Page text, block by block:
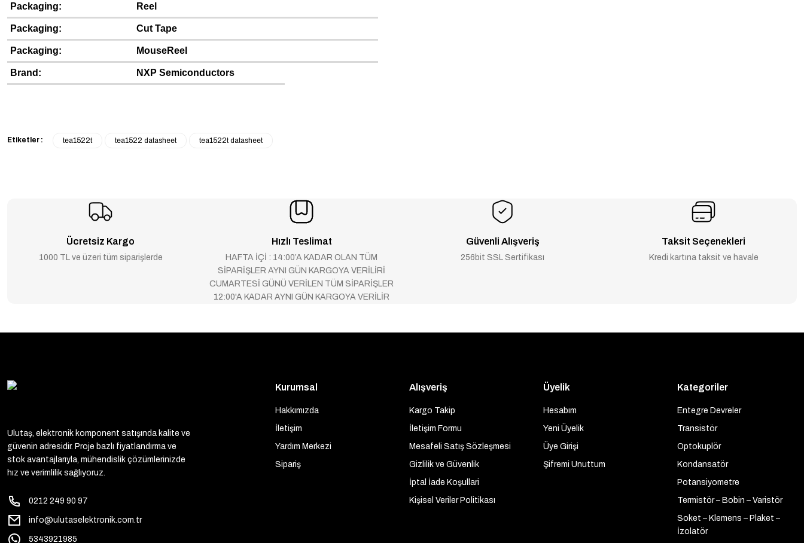
Packaging: Reel
Packaging: Cut Tape
Packaging: MouseReel
Brand: NXP Semiconductors
Etiketler : tea1522t tea1522 datasheet tea1522t datasheet
Ücretsiz Kargo
1000 TL ve üzeri tüm siparişlerde
Hızlı Teslimat
HAFTA İÇİ : 14:00’A KADAR OLAN TÜM
SİPARİŞLER AYNI GÜN KARGOYA VERİLİRİ
CUMARTESİ GÜNÜ VERİLEN TÜM SİPARİŞLER
12:00'A KADAR AYNI GÜN KARGOYA VERİLİR
Güvenli Alışveriş
256bit SSL Sertifikası
Taksit Seçenekleri
Kredi kartına taksit ve havale
Ulutaş, elektronik komponent satışında kalite ve
güvenin adresidir. Proje bazlı fiyatlandırma ve
stok avantajlarıyla, mühendislik çözümlerinizde
hız ve verimlilik sağlıyoruz.
0212 249 90 97
info@ulutaselektronik.com.tr
5343921985
Kurumsal
Hakkımızda
İletişim
Yardım Merkezi
Sipariş
Alışveriş
Kargo Takip
İletişim Formu
Mesafeli Satış Sözleşmesi
Gizlilik ve Güvenlik
İptal İade Koşullari
Kişisel Veriler Politikası
Üyelik
Hesabım
Yeni Üyelik
Üye Girişi
Şifremi Unuttum
Kategoriler
Entegre Devreler
Transistör
Optokuplör
Kondansatör
Potansiyometre
Termistör – Bobin – Varistör
Soket – Klemens – Plaket –
İzolatör